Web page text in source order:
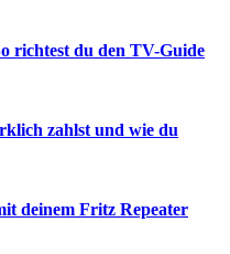
richtest du den TV-Guide
zahlst und wie du
deinem Fritz Repeater